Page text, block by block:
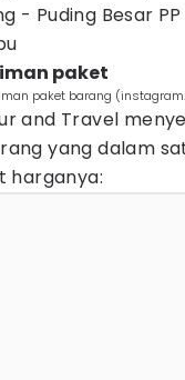
- Puding Besar PP
paket
paket barang
and Travel
yang dalam
harganya: